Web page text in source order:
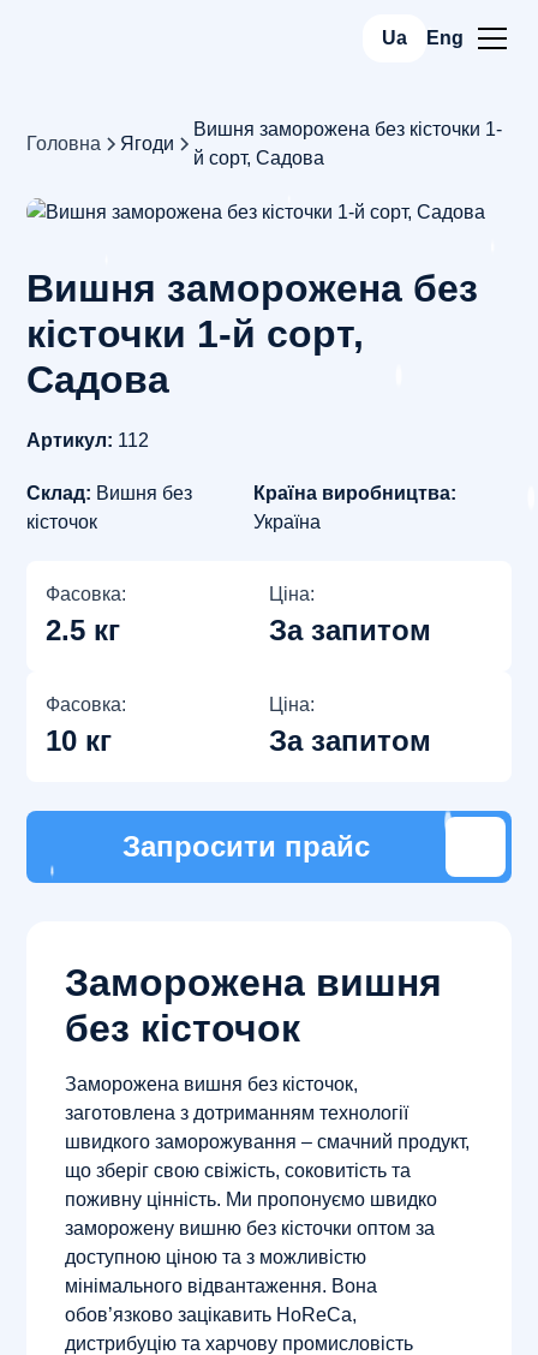
Ua Eng
Головна Ягоди
Вишня заморожена без кісточки 1-
й сорт, Садова
Вишня заморожена без
кісточки 1-й сорт,
Садова
Артикул: 112
Склад: Вишня без
кісточок
Країна виробництва:
Україна
Фасовка:
2.5 кг
Ціна:
За запитом
Фасовка:
10 кг
Ціна:
За запитом
Запросити прайс
Заморожена вишня
без кісточок
Заморожена вишня без кісточок,
заготовлена ​​з дотриманням технології
швидкого заморожування – смачний продукт,
що зберіг свою свіжість, соковитість та
поживну цінність. Ми пропонуємо швидко
заморожену вишню без кісточки оптом за
доступною ціною та з можливістю
мінімального відвантаження. Вона
обов’язково зацікавить HoReCa,
дистрибуцію та харчову промисловість